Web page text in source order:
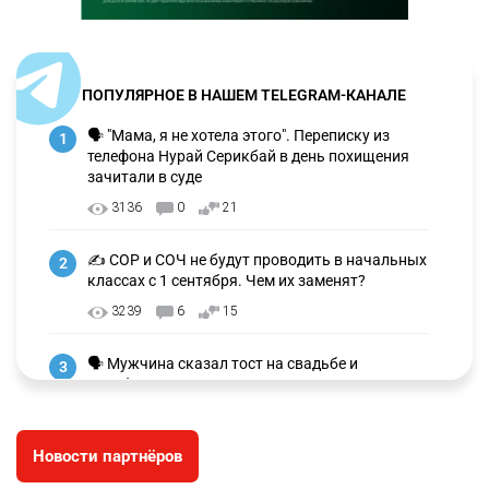
ПОПУЛЯРНОЕ В НАШЕМ TELEGRAM-КАНАЛЕ
1
🗣 "Мама, я не хотела этого". Переписку из
телефона Нурай Серикбай в день похищения
зачитали в суде
3136 0 21
2
✍️ СОР и СОЧ не будут проводить в начальных
классах с 1 сентября. Чем их заменят?
3239 6 15
3
🗣 Мужчина сказал тост на свадьбе и
заработал уголовное дело
🐏 Скота больше, а мясо дороже. Почему в
Новости партнёров